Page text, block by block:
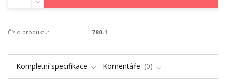
Číslo produktu: 780-1
Kompletní specifikace Komentáře 0